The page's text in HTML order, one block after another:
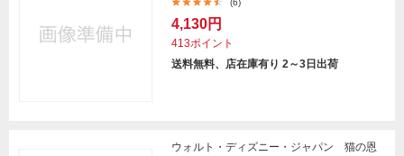
(6)
4,130円
413ポイント
送料無料、店在庫有り 2～3日出荷
ウォルト・ディズニー・ジャパン 猫の恩